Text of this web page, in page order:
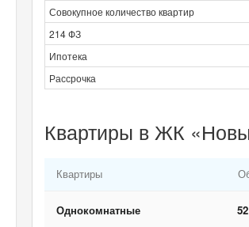
Совокупное количество квартир
214 ФЗ
Ипотека
Рассрочка
Квартиры в ЖК
Квартиры
Однокомнатные 52